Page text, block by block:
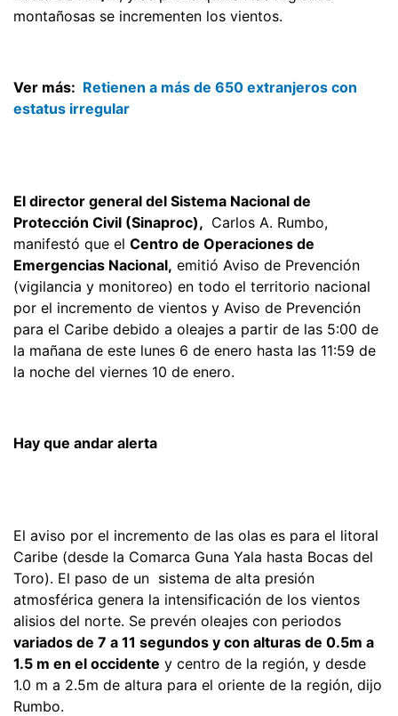
montañosas se incrementen los vientos.
Ver más: Retienen a más de 650 extranjeros con
estatus irregular
El director general del Sistema Nacional de
Protección Civil (Sinaproc), Carlos A. Rumbo,
manifestó que el Centro de Operaciones de
Emergencias Nacional, emitió Aviso de Prevención
(vigilancia y monitoreo) en todo el territorio nacional
por el incremento de vientos y Aviso de Prevención
para el Caribe debido a oleajes a partir de las 5:00 de
la mañana de este lunes 6 de enero hasta las 11:59 de
la noche del viernes 10 de enero.
Hay que andar alerta
El aviso por el incremento de las olas es para el litoral
Caribe (desde la Comarca Guna Yala hasta Bocas del
Toro). El paso de un sistema de alta presión
atmosférica genera la intensificación de los vientos
alisios del norte. Se prevén oleajes con periodos
variados de 7 a 11 segundos y con alturas de 0.5m a
1.5 m en el occidente y centro de la región, y desde
1.0 m a 2.5m de altura para el oriente de la región, dijo
Rumbo.